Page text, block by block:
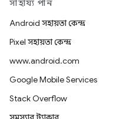
সাহায্য পান
Android সহায়তা কেন্দ্র
Pixel সহায়তা কেন্দ্র
www.android.com
Google Mobile Services
Stack Overflow